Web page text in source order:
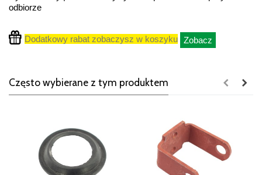
odbiorze
Dodatkowy rabat zobaczysz w koszyku Zobacz
Często wybierane z tym produktem